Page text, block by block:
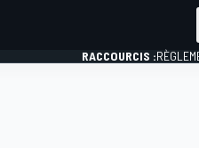
RACCOURCIS :